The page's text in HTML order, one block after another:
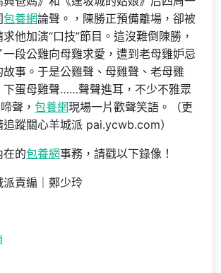
包養網論聲。，陳勝正預備離場，卻被
他加演“口技”節目。這沒難倒陳勝，
段公雞向母雞求愛，遭到老母雞妒忌
事。于是公雞聲、母雞聲、老母雞
下蛋母雞聲……聲聲進耳，不少不雅眾
聲， 包養網現場一片歡聲笑語。（更
蹤關心羊城派 pai.ycwb.com）
的包養網事務，請戳以下錄像！
責編｜鄭少玲